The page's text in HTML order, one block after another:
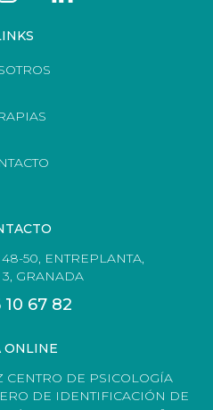
50, ENTREPLANTA,
GRANADA
67 82
ONLINE
DE PSICOLOGÍA
DE IDENTIFICACIÓN DE